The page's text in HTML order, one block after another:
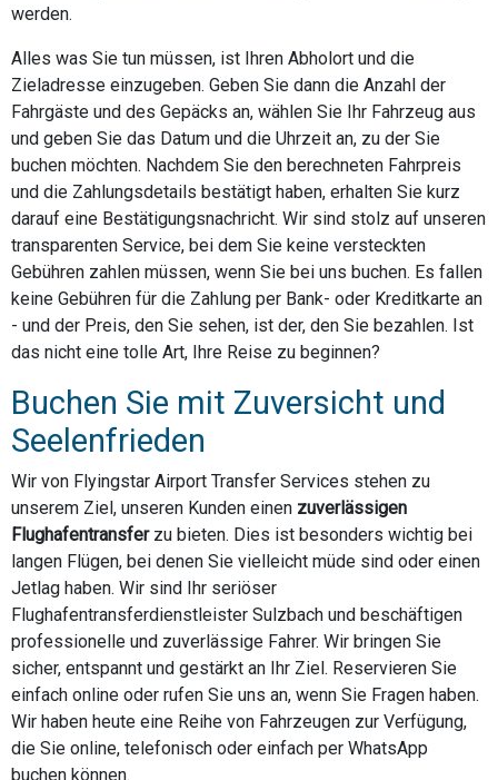
werden.
Alles was Sie tun müssen, ist Ihren Abholort und die
Zieladresse einzugeben. Geben Sie dann die Anzahl der
Fahrgäste und des Gepäcks an, wählen Sie Ihr Fahrzeug aus
und geben Sie das Datum und die Uhrzeit an, zu der Sie
buchen möchten. Nachdem Sie den berechneten Fahrpreis
und die Zahlungsdetails bestätigt haben, erhalten Sie kurz
darauf eine Bestätigungsnachricht. Wir sind stolz auf unseren
transparenten Service, bei dem Sie keine versteckten
Gebühren zahlen müssen, wenn Sie bei uns buchen. Es fallen
keine Gebühren für die Zahlung per Bank- oder Kreditkarte an
- und der Preis, den Sie sehen, ist der, den Sie bezahlen. Ist
das nicht eine tolle Art, Ihre Reise zu beginnen?
Buchen Sie mit Zuversicht und
Seelenfrieden
Wir von Flyingstar Airport Transfer Services stehen zu
unserem Ziel, unseren Kunden einen zuverlässigen
Flughafentransferzu bieten. Dies ist besonders wichtig bei
langen Flügen, bei denen Sie vielleicht müde sind oder einen
Jetlag haben. Wir sind Ihr seriöser
Flughafentransferdienstleister Sulzbach und beschäftigen
professionelle und zuverlässige Fahrer. Wir bringen Sie
sicher, entspannt und gestärkt an Ihr Ziel. Reservieren Sie
einfach online oder rufen Sie uns an, wenn Sie Fragen haben.
Wir haben heute eine Reihe von Fahrzeugen zur Verfügung,
die Sie online, telefonisch oder einfach per WhatsApp
buchen können.